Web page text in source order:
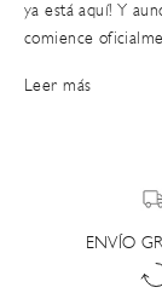
ya está aquí! Y
comience
Leer más
ENVÍO